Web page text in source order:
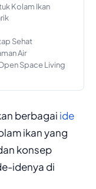
Kolam Ikan
Sehat
Air
Space Living
berbagai ide
ikan yang
konsep
idenya di